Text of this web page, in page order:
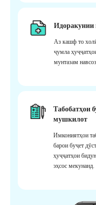
Идоракунии
Аз кашф то
ҷумла
мунтазам
Табобатҳои
мушкилот
Имкониятҳои
барои буҷет
ҳуҷҷатҳои
эҳсос мекунанд.